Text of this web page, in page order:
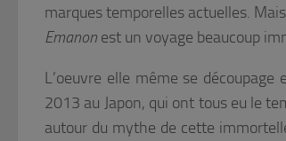
marques temporelles actuelles.
Emanon est un voyage beaucoup
L’oeuvre elle même se découpage
2013 au Japon, qui ont tous eu le
autour du mythe de cette